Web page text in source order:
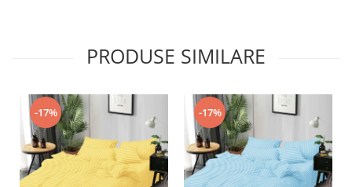
PRODUSE SIMILARE
-17% -17%